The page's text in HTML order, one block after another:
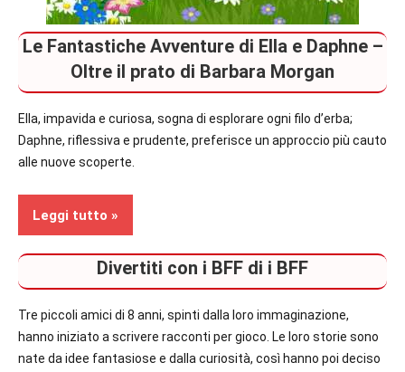
Le Fantastiche Avventure di Ella e Daphne –
Oltre il prato di Barbara Morgan
Ella, impavida e curiosa, sogna di esplorare ogni filo d’erba;
Daphne, riflessiva e prudente, preferisce un approccio più cauto
alle nuove scoperte.
Leggi tutto
Recensioni
Bambini
In
Divertiti con i BFF di i BFF
Tre piccoli amici di 8 anni, spinti dalla loro immaginazione,
hanno iniziato a scrivere racconti per gioco. Le loro storie sono
nate da idee fantasiose e dalla curiosità, così hanno poi deciso